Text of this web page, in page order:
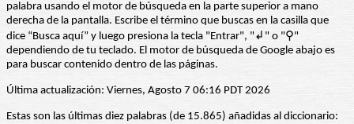
palabra usando el motor de búsqueda en la parte superior a mano
derecha de la pantalla. Escribe el término que buscas en la casilla que
dice “Busca aquí” y luego presiona la tecla "Entrar", "↲" o "⚲"
dependiendo de tu teclado. El motor de búsqueda de Google abajo es
para buscar contenido dentro de las páginas.
Última actualización: Viernes, Agosto 7 06:16 PDT 2026
Estas son las últimas diez palabras (de 15.865) añadidas al diccionario: